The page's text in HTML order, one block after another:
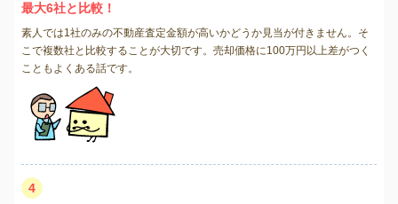
最大6社と比較！
素人では1社のみの不動産査定金額が高いかどうか見当が付きません。そ
こで複数社と比較することが大切です。売却価格に100万円以上差がつく
こともよくある話です。
4